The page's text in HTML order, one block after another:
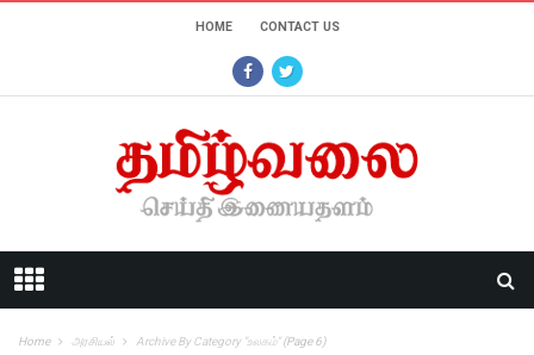
HOME CONTACT US
Home அரசியல் Archive By Category "உலகம்"(Page 6)